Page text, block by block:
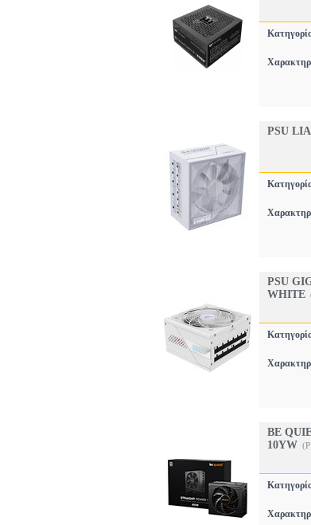
PSU
PSU
WHITE
BE
10YW